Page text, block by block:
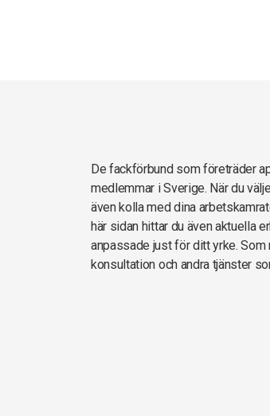
De fackförbund som företräder
medlemmar i Sverige. När du
även kolla med dina
här sidan hittar du även aktuella
anpassade just för ditt yrke.
konsultation och andra tjänster